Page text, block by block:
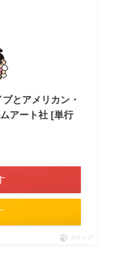
とアメリカン・
アート社 [単行
ポチップ